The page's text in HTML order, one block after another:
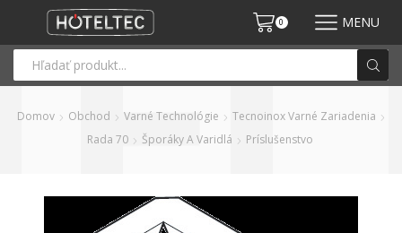
0 MENU
Domov Obchod Varné Technológie
Tecnoinox Varné Zariadenia
Rada 70
Šporáky A Varidlá Príslušenstvo